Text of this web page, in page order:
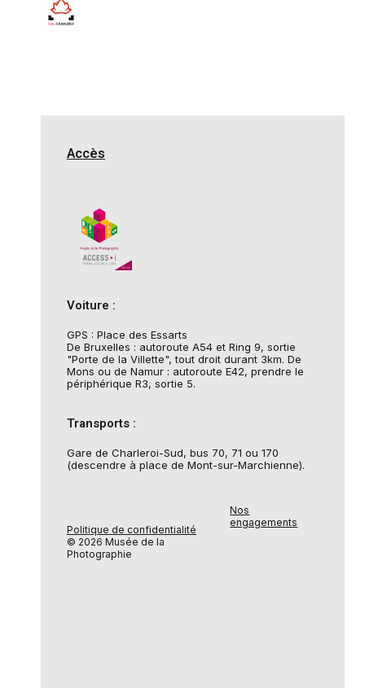
Accès
Voiture :
GPS : Place des Essarts
De Bruxelles : autoroute A54 et Ring 9, sortie
"Porte de la Villette", tout droit durant 3km. De
Mons ou de Namur : autoroute E42, prendre le
périphérique R3, sortie 5.
Transports :
Gare de Charleroi-Sud, bus 70, 71 ou 170
(descendre à place de Mont-sur-Marchienne).
Politique de confidentialité
© 2026 Musée de la
Photographie
Nos
engagements